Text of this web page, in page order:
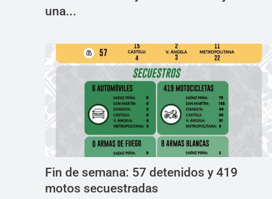
una...
Fin de semana: 57 detenidos y 419
motos secuestradas